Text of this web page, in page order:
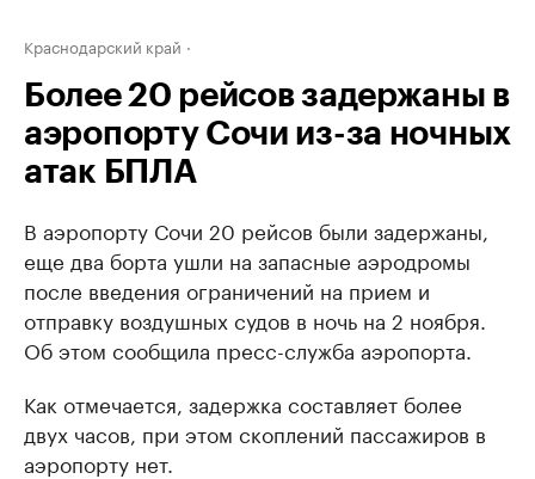
Краснодарский край
Более 20 рейсов задержаны в
аэропорту Сочи из-за ночных
атак БПЛА
В аэропорту Сочи 20 рейсов были задержаны,
еще два борта ушли на запасные аэродромы
после введения ограничений на прием и
отправку воздушных судов в ночь на 2 ноября.
Об этом сообщила пресс-служба аэропорта.
Как отмечается, задержка составляет более
двух часов, при этом скоплений пассажиров в
аэропорту нет.